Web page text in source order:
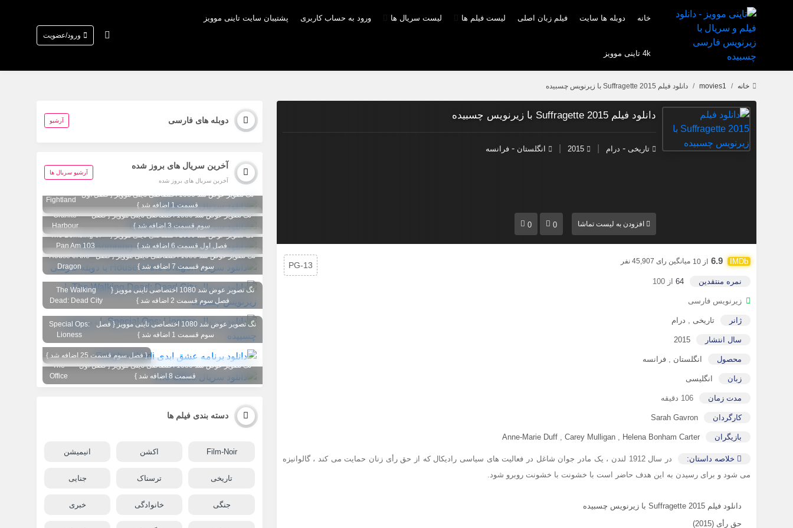
خانه دوبله ها سایت فیلم زبان اصلی لیست فیلم ها لیست سریال ها ورود به حساب کاربری پشتیبان سایت تاینی موویز
4k تاینی موویز
ورود/عضویت
خانه movies1 دانلود فیلم Suffragette 2015 با زیرنویس چسبیده
دانلود فیلم Suffragette 2015 با زیرنویس چسبیده
تاریخی - درام 2015 انگلستان - فرانسه
افزودن به لیست تماشا 0
0
6.9 از 10 میانگین رای 45,907 نفر
نمره منتقدین 64 از 100
زیرنویس فارسی
ژانر تاریخی , درام
سال انتشار 2015
محصول انگلستان , فرانسه
زبان انگلیسی
مدت زمان 106 دقیقه
کارگردان Sarah Gavron
بازیگران Anne-Marie Duff , Carey Mulligan , Helena Bonham Carter
خلاصه داستان:
در سال 1912 لندن ، یک مادر جوان شاغل در فعالیت های سیاسی رادیکال که از حق رأی زنان حمایت می کند ، گالوانیزه
می شود و برای رسیدن به این هدف حاضر است با خشونت با خشونت روبرو شود.
PG-13
دانلود فیلم Suffragette 2015 با زیرنویس چسبیده
حق رأی (2015)
دوبله های فارسی آرشیو
آخرین سریال های بروز شده
آخرین سریال های بروز شده
آرشیو سریال ها
تگ تصویر عوض شد 1080 اختصاصی تاینی موویز { فصل اول
قسمت 1 اضافه شد }
Fightland
تگ تصویر عوض شد 1080 اختصاصی تاینی موویز { فصل
سوم قسمت 3 اضافه شد }
Granite
Harbour
تگ تصویر عوض شد 1080 اختصاصی تاینی موویز {
فصل اول قسمت 6 اضافه شد }
The Bombing of
Pan Am 103
تگ تصویر عوض شد 1080 اختصاصی تاینی موویز { فصل
سوم قسمت 7 اضافه شد }
House of the
Dragon
تگ تصویر عوض شد 1080 اختصاصی تاینی موویز {
فصل سوم قسمت 2 اضافه شد }
The Walking
Dead: Dead City
تگ تصویر عوض شد 1080 اختصاصی تاینی موویز { فصل
سوم قسمت 1 اضافه شد }
Special Ops:
Lioness
{ فصل سوم قسمت 25 اضافه شد }
تگ تصویر عوض شد 1080 اختصاصی تاینی موویز { فصل اول
قسمت 8 اضافه شد }
The
Office
دسته بندی فیلم ها
Film-Noir اکشن انیمیشن
تاریخی ترسناک جنایی
جنگی خانوادگی خبری